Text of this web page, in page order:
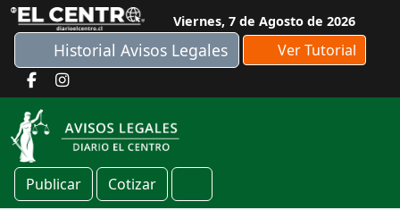
Skip to content
Viernes, 7 de Agosto de 2026
Historial Avisos Legales Ver Tutorial
Publicar Cotizar
Cart